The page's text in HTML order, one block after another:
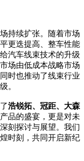
持续扩张。随着市场
更迭提高、整车性能
汽车线束技术的升级
场由低成本战略市场
时也推动了线束行业
。
浩锐拓、冠距、大森
品的盛宴，更是对未
刻探讨与展望。我们
时刻，共同开启新纪